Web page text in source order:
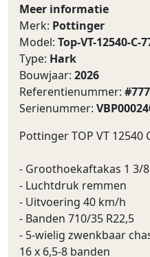
Meer informatie
Merk: Pottinger
Model: Top-VT-12540-C-
Type: Hark
Bouwjaar: 2026
Referentienummer:
Serienummer:
Pottinger TOP VT 12540
- Groothoekaftakas 1 3/
- Luchtdruk remmen
- Uitvoering 40 km/h
- Banden 710/35 R22,5
- 5-wielig zwenkbaar
16 x 6,5-8 banden